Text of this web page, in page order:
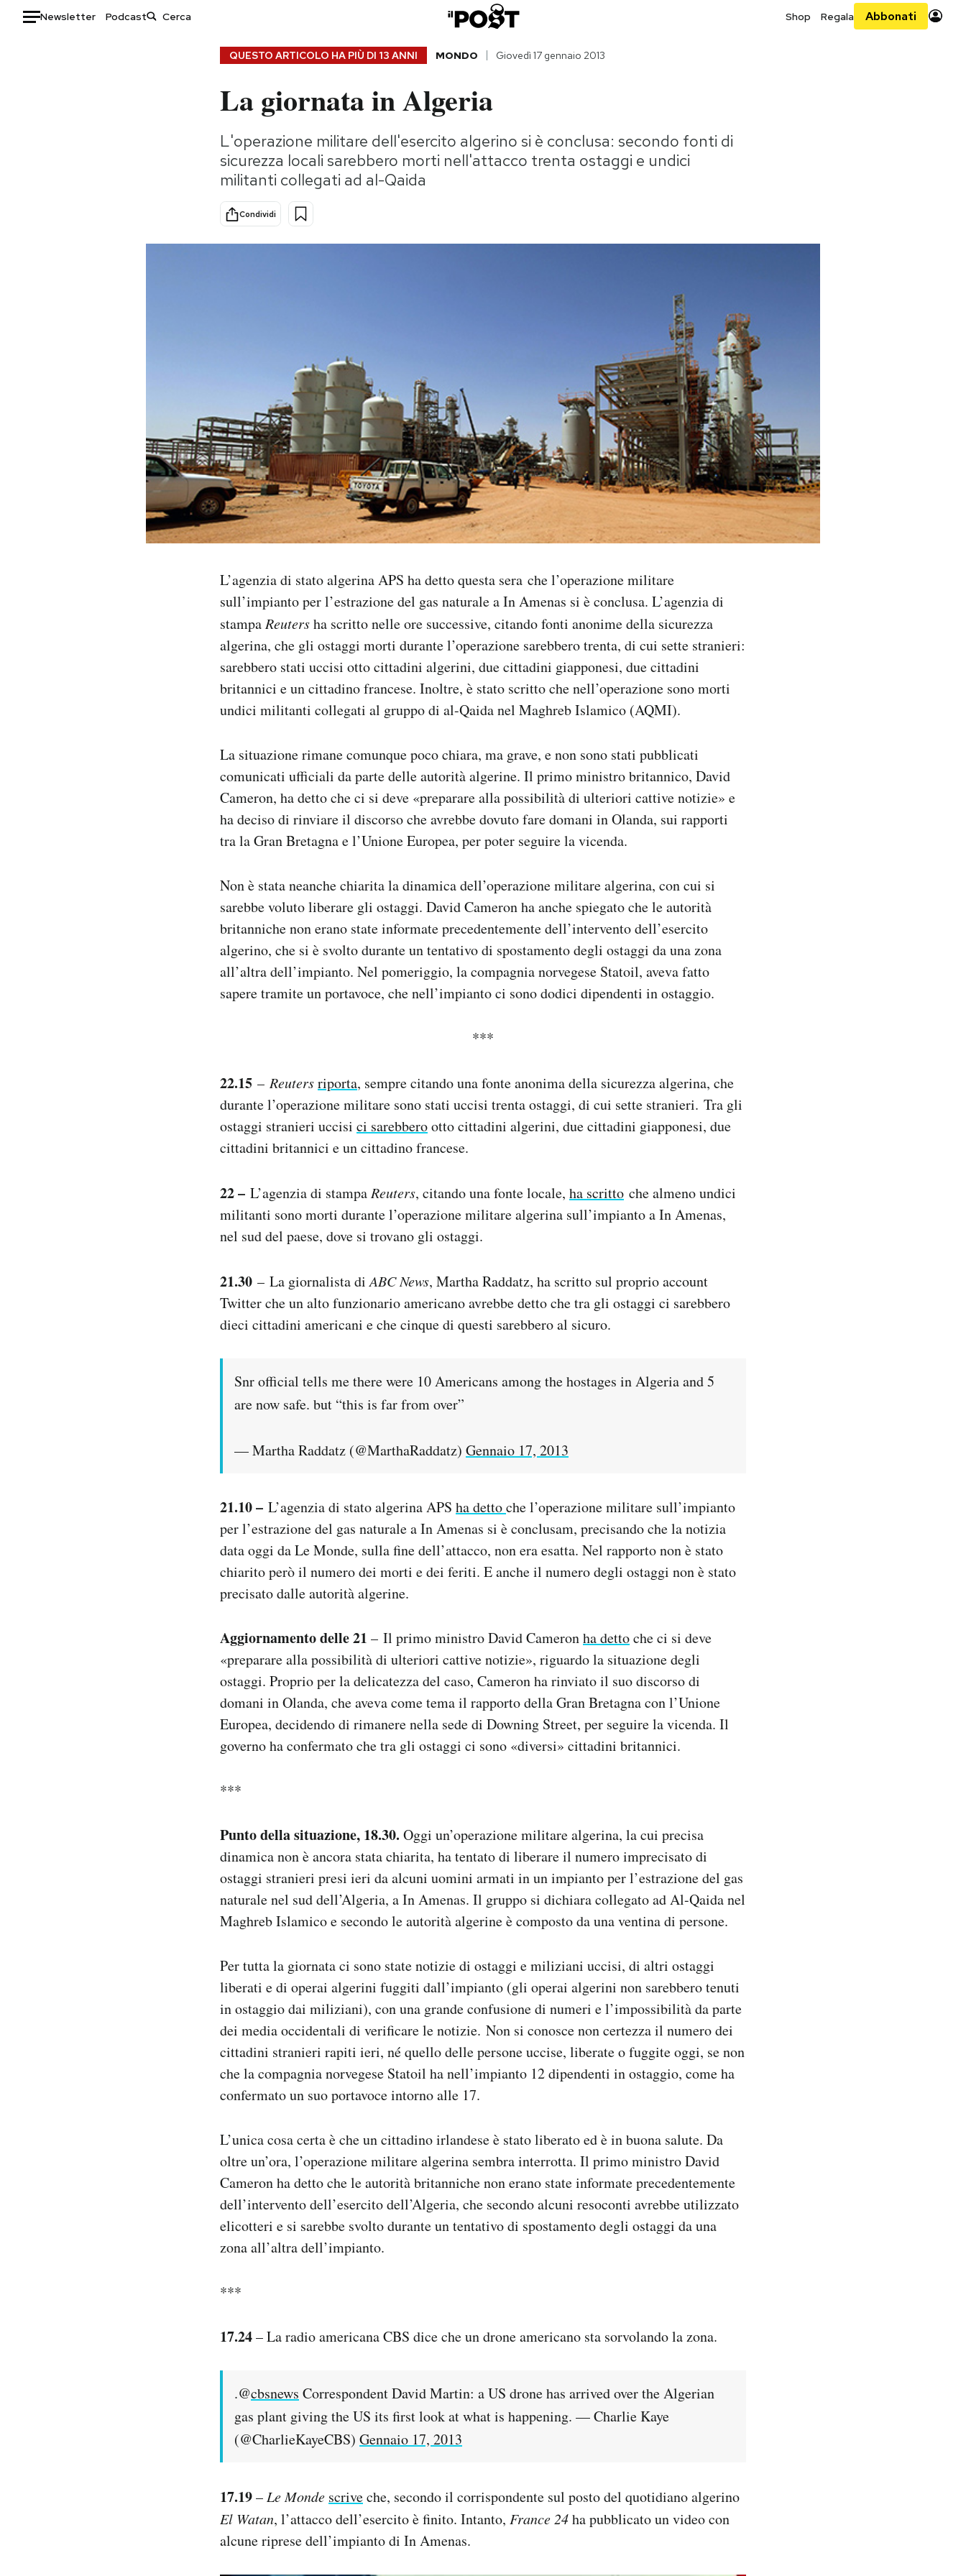
Newsletter Podcast Shop Regala Abbonati
Consumismi
Storie/Idee
Ok Boomer!
Europa
QUESTO ARTICOLO HA PIÙ DI 13 ANNI MONDO Giovedì 17 gennaio 2013
La giornata in Algeria
L'operazione militare dell'esercito algerino si è conclusa: secondo fonti di
sicurezza locali sarebbero morti nell'attacco trenta ostaggi e undici
militanti collegati ad al-Qaida
Condividi
L’agenzia di stato algerina APS ha detto questa sera che l’operazione militare
sull’impianto per l’estrazione del gas naturale a In Amenas si è conclusa. L’agenzia di
stampa Reutersha scritto nelle ore successive, citando fonti anonime della sicurezza
algerina, che gli ostaggi morti durante l’operazione sarebbero trenta, di cui sette stranieri:
sarebbero stati uccisi otto cittadini algerini, due cittadini giapponesi, due cittadini
britannici e un cittadino francese. Inoltre, è stato scritto che nell’operazione sono morti
undici militanti collegati al gruppo di al-Qaida nel Maghreb Islamico (AQMI).
La situazione rimane comunque poco chiara, ma grave, e non sono stati pubblicati
comunicati ufficiali da parte delle autorità algerine. Il primo ministro britannico, David
Cameron, ha detto che ci si deve «preparare alla possibilità di ulteriori cattive notizie» e
ha deciso di rinviare il discorso che avrebbe dovuto fare domani in Olanda, sui rapporti
tra la Gran Bretagna e l’Unione Europea, per poter seguire la vicenda.
Non è stata neanche chiarita la dinamica dell’operazione militare algerina, con cui si
sarebbe voluto liberare gli ostaggi. David Cameron ha anche spiegato che le autorità
britanniche non erano state informate precedentemente dell’intervento dell’esercito
algerino, che si è svolto durante un tentativo di spostamento degli ostaggi da una zona
all’altra dell’impianto. Nel pomeriggio, la compagnia norvegese Statoil, aveva fatto
sapere tramite un portavoce, che nell’impianto ci sono dodici dipendenti in ostaggio.
***
22.15 – Reutersriporta, sempre citando una fonte anonima della sicurezza algerina, che
durante l’operazione militare sono stati uccisi trenta ostaggi, di cui sette stranieri. Tra gli
ostaggi stranieri uccisi ci sarebberootto cittadini algerini, due cittadini giapponesi, due
cittadini britannici e un cittadino francese.
22 – L’agenzia di stampa Reuters, citando una fonte locale, ha scritto che almeno undici
militanti sono morti durante l’operazione militare algerina sull’impianto a In Amenas,
nel sud del paese, dove si trovano gli ostaggi.
21.30 – La giornalista diABC News, Martha Raddatz, ha scritto sul proprio account
Twitter che un alto funzionario americano avrebbe detto che tra gli ostaggi ci sarebbero
dieci cittadini americani e che cinque di questi sarebbero al sicuro.
Snr official tells me there were 10 Americans among the hostages in Algeria and 5
are now safe. but “this is far from over”
— Martha Raddatz (@MarthaRaddatz) Gennaio 17, 2013
21.10 – L’agenzia di stato algerina APS ha dettoche l’operazione militare sull’impianto
per l’estrazione del gas naturale a In Amenas si è conclusam, precisando che la notizia
data oggi da Le Monde, sulla fine dell’attacco, non era esatta. Nel rapporto non è stato
chiarito però il numero dei morti e dei feriti. E anche il numero degli ostaggi non è stato
precisato dalle autorità algerine.
Aggiornamento delle 21 – Il primo ministro David Cameronha dettoche ci si deve
«preparare alla possibilità di ulteriori cattive notizie», riguardo la situazione degli
ostaggi. Proprio per la delicatezza del caso, Cameron ha rinviato il suo discorso di
domani in Olanda, che aveva come tema il rapporto della Gran Bretagna con l’Unione
Europea, decidendo di rimanere nella sede di Downing Street, per seguire la vicenda. Il
governo ha confermato che tra gli ostaggi ci sono «diversi» cittadini britannici.
***
Punto della situazione, 18.30. Oggi un’operazione militare algerina, la cui precisa
dinamica non è ancora stata chiarita, ha tentato di liberare il numero imprecisato di
ostaggi stranieri presi ieri da alcuni uomini armati in un impianto per l’estrazione del gas
naturale nel sud dell’Algeria, a In Amenas. Il gruppo si dichiara collegato ad Al-Qaida nel
Maghreb Islamico e secondo le autorità algerine è composto da una ventina di persone.
Per tutta la giornata ci sono state notizie di ostaggi e miliziani uccisi, di altri ostaggi
liberati e di operai algerini fuggiti dall’impianto (gli operai algerini non sarebbero tenuti
in ostaggio dai miliziani), con una grande confusione di numeri e l’impossibilità da parte
dei media occidentali di verificare le notizie. Non si conosce non certezza il numero dei
cittadini stranieri rapiti ieri, né quello delle persone uccise, liberate o fuggite oggi, se non
che la compagnia norvegese Statoil ha nell’impianto 12 dipendenti in ostaggio, come ha
confermato un suo portavoce intorno alle 17.
L’unica cosa certa è che un cittadino irlandese è stato liberato ed è in buona salute. Da
oltre un’ora, l’operazione militare algerina sembra interrotta. Il primo ministro David
Cameron ha detto che le autorità britanniche non erano state informate precedentemente
dell’intervento dell’esercito dell’Algeria, che secondo alcuni resoconti avrebbe utilizzato
elicotteri e si sarebbe svolto durante un tentativo di spostamento degli ostaggi da una
zona all’altra dell’impianto.
***
17.24– La radio americana CBS dice che un drone americano sta sorvolando la zona.
.@cbsnews Correspondent David Martin: a US drone has arrived over the Algerian
gas plant giving the US its first look at what is happening. — Charlie Kaye
(@CharlieKayeCBS) Gennaio 17, 2013
17.19– Le Monde scriveche, secondo il corrispondente sul posto del quotidiano algerino
El Watan, l’attacco dell’esercito è finito. Intanto, France 24ha pubblicato un video con
alcune riprese dell’impianto di In Amenas.